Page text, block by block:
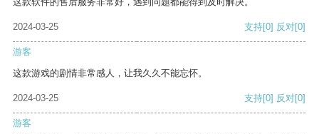
2024-03-25 支持[0] 反对[0]
游客
这款游戏的剧情非常感人，让我久久不能忘怀。
2024-03-25 支持[0] 反对[0]
游客